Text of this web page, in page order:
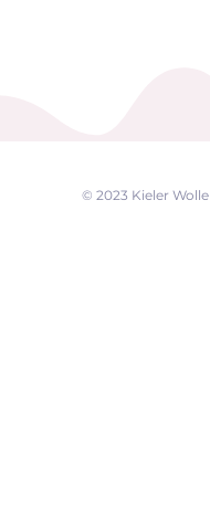
© 2023 Kieler Wolle